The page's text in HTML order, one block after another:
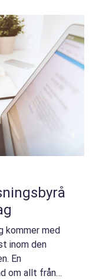
kommer med
inom den
En
om allt från